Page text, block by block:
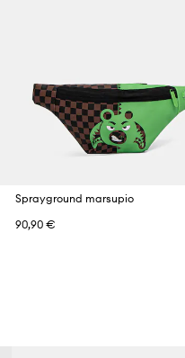
Sprayground marsupio
90,90 €